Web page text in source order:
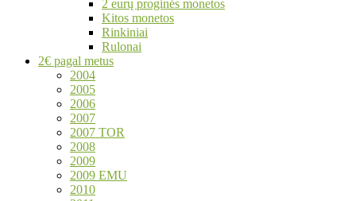
2 eurų proginės monetos
Kitos monetos
Rinkiniai
Rulonai
2€ pagal metus
2004
2005
2006
2007
2007 TOR
2008
2009
2009 EMU
2010